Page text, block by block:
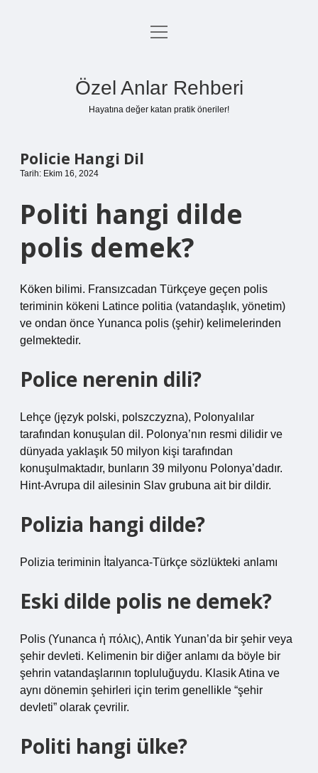
Anasayfa
menüyü
Özel Anlar Rehberi
Hayatına değer katan pratik öneriler!
Policie Hangi Dil
Tarih: Ekim 16, 2024
Politi hangi dilde
polis demek?
Köken bilimi. Fransızcadan Türkçeye geçen polis
teriminin kökeni Latince politia (vatandaşlık, yönetim)
ve ondan önce Yunanca polis (şehir) kelimelerinden
gelmektedir.
Police nerenin dili?
Lehçe (język polski, polszczyzna), Polonyalılar
tarafından konuşulan dil. Polonya’nın resmi dilidir ve
dünyada yaklaşık 50 milyon kişi tarafından
konuşulmaktadır, bunların 39 milyonu Polonya’dadır.
Hint-Avrupa dil ailesinin Slav grubuna ait bir dildir.
Polizia hangi dilde?
Polizia teriminin İtalyanca-Türkçe sözlükteki anlamı
Eski dilde polis ne demek?
Polis (Yunanca ἡ πόλις), Antik Yunan’da bir şehir veya
şehir devleti. Kelimenin bir diğer anlamı da böyle bir
şehrin vatandaşlarının topluluğuydu. Klasik Atina ve
aynı dönemin şehirleri için terim genellikle “şehir
devleti” olarak çevrilir.
Politi hangi ülke?